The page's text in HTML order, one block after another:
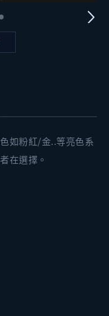
如粉紅/金..等亮色系
在選擇。